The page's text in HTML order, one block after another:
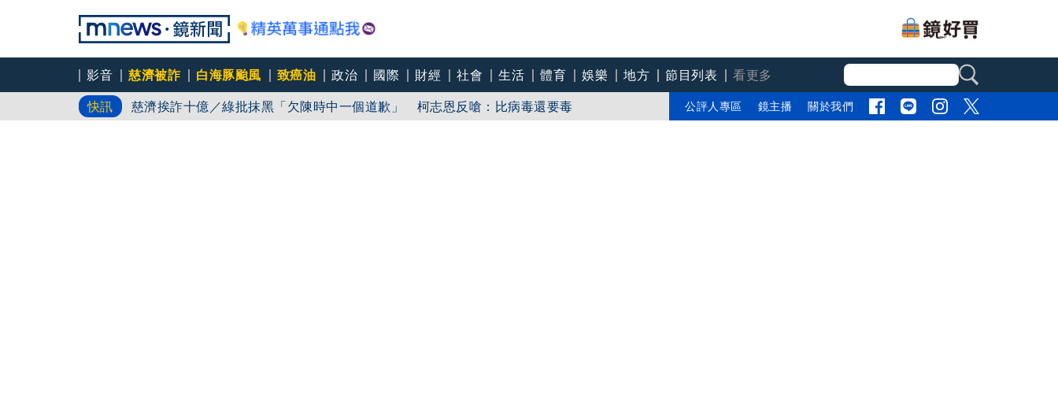
影音 慈濟被詐 白海豚颱風 致癌油 政治 國際 財經 社會 生活 體育 娛樂 地方 節目列表
看更多
快訊
白海豚路徑又南修！ 海警範圍擴增到「東北部海面」
慈濟挨詐十億／綠批抹黑「欠陳時中一個道歉」 柯志恩反嗆：比病毒還要毒
公評人專區 鏡主播 關於我們